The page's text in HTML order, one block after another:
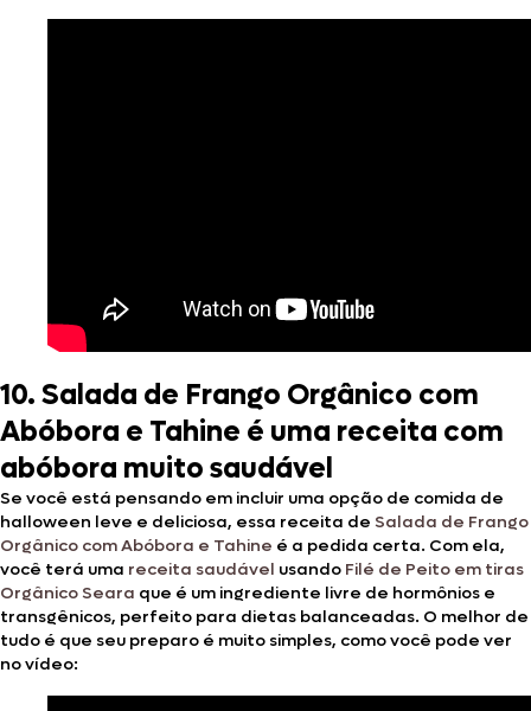
10.Salada de Frango Orgânico com
Abóbora e Tahine é uma receita com
abóbora muito saudável
Se você está pensando em incluir uma opção de comida de
halloween leve e deliciosa, essa receita de Salada de Frango
Orgânico com Abóbora e Tahine é a pedida certa. Com ela,
você terá uma receita saudável usando Filé de Peito em tiras
Orgânico Seara que é um ingrediente livre de hormônios e
transgênicos, perfeito para dietas balanceadas. O melhor de
tudo é que seu preparo é muito simples, como você pode ver
no vídeo: